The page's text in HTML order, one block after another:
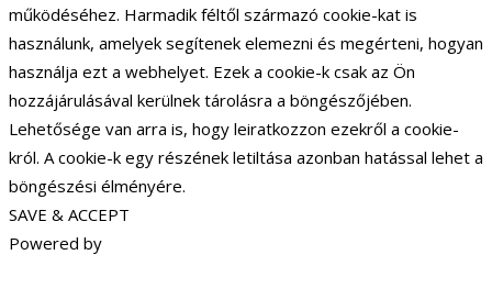
működéséhez. Harmadik féltől származó cookie-kat is
használunk, amelyek segítenek elemezni és megérteni, hogyan
használja ezt a webhelyet. Ezek a cookie-k csak az Ön
hozzájárulásával kerülnek tárolásra a böngészőjében.
Lehetősége van arra is, hogy leiratkozzon ezekről a cookie-
król. A cookie-k egy részének letiltása azonban hatással lehet a
böngészési élményére.
SAVE & ACCEPT
Powered by